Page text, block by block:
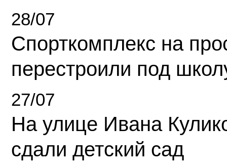
28/07
Спорткомплекс на
перестроили под
27/07
На улице Ивана
сдали детский сад